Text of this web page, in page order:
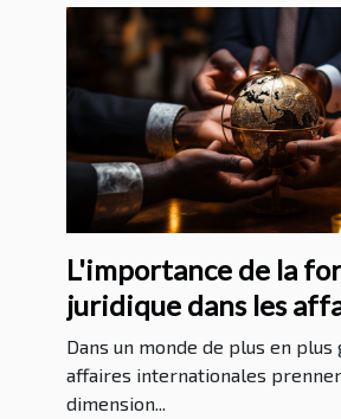
L'importance de la
juridique dans les
internationales
Dans un monde de plus en plus
affaires internationales
dimension...